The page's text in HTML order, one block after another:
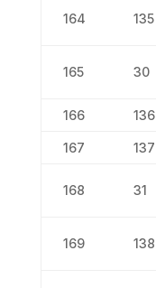
164 135
165 30
166 136
167 137
168 31
169 138